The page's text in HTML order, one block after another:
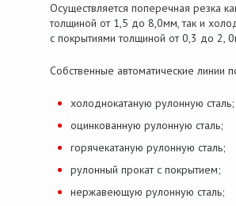
Осуществляется поперечная резка
толщиной от 1,5 до 8,0мм, так и
с покрытиями толщиной от 0,3 до 2,
Собственные автоматические линии
холоднокатаную рулонную сталь;
оцинкованную рулонную сталь;
горячекатаную рулонную сталь;
рулонный прокат с покрытием;
нержавеющую рулонную сталь;